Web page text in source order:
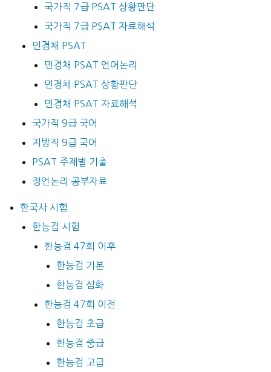
국가직 7급 PSAT 상황판단
국가직 7급 PSAT 자료해석
민경채 PSAT
민경채 PSAT 언어논리
민경채 PSAT 상황판단
민경채 PSAT 자료해석
국가직 9급 국어
지방직 9급 국어
PSAT 주제별 기출
정언논리 공부자료
한국사 시험
한능검 시험
한능검 47회 이후
한능검 기본
한능검 심화
한능검 47회 이전
한능검 초급
한능검 중급
한능검 고급